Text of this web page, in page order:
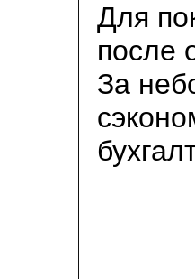
Для
после
За